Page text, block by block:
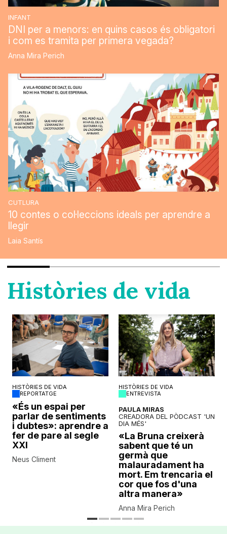
INFANT
DNI per a menors: en quins casos és obligatori
i com es tramita per primera vegada?
Anna Mira Perich
CUTLURA
10 contes o col·leccions ideals per aprendre a
llegir
Laia Santís
Històries de vida
HISTÒRIES DE VIDA
REPORTATGE
«És un espai per
parlar de sentiments
i dubtes»: aprendre a
fer de pare al segle
XXI
Neus Climent
HISTÒRIES DE VIDA
ENTREVISTA
PAULA MIRAS
CREADORA DEL PÒDCAST 'UN
DIA MÉS'
«La Bruna creixerà
sabent que té un
germà que
malauradament ha
mort. Em trencaria el
cor que fos d'una
altra manera»
Anna Mira Perich